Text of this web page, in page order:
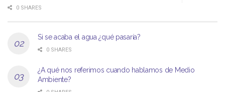
0 SHARES
Si se acaba el agua ¿qué pasaría?
0 SHARES
¿A qué nos referimos cuando hablamos de Medio
Ambiente?